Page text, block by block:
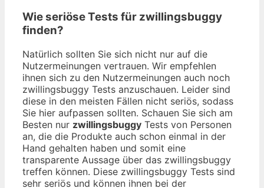
Wie seriöse Tests für zwillingsbuggy
finden?
Natürlich sollten Sie sich nicht nur auf die
Nutzermeinungen vertrauen. Wir empfehlen
ihnen sich zu den Nutzermeinungen auch noch
zwillingsbuggy Tests anzuschauen. Leider sind
diese in den meisten Fällen nicht seriös, sodass
Sie hier aufpassen sollten. Schauen Sie sich am
Besten nur zwillingsbuggy Tests von Personen
an, die die Produkte auch schon einmal in der
Hand gehalten haben und somit eine
transparente Aussage über das zwillingsbuggy
treffen können. Diese zwillingsbuggy Tests sind
sehr seriös und können ihnen bei der